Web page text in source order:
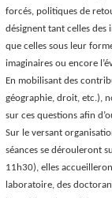
forcés, politiques de
désignent tant celles des
que celles sous leur
imaginaires ou encore
En mobilisant des
géographie, droit, etc.),
sur ces questions afin
Sur le versant
séances se dérouleront
11h30), elles
laboratoire, des